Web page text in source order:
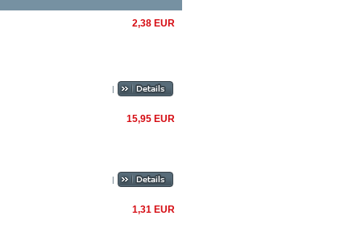
2,38 EUR
|
15,95 EUR
|
1,31 EUR